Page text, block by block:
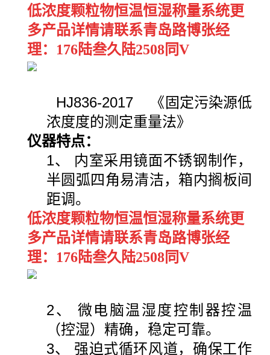
低浓度颗粒物恒温恒湿称量系统更
多产品详情请联系青岛路博张经
理：176陆叁久陆2508同V
HJ836-2017 《固定污染源低
浓度度的测定重量法》
仪器特点：
1、 内室采用镜面不锈钢制作，
半圆弧四角易清洁，箱内搁板间
距调。
低浓度颗粒物恒温恒湿称量系统更
多产品详情请联系青岛路博张经
理：176陆叁久陆2508同V
2、 微电脑温湿度控制器控温
（控湿）精确，稳定可靠。
3、 强迫式循环风道，确保工作